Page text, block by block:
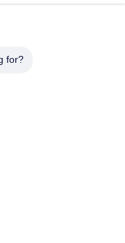
район Лунхуа,
for?